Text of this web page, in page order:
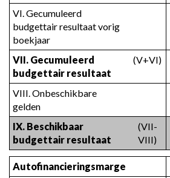
VI. Gecumuleerd
budgettair resultaat vorig
boekjaar
VII. Gecumuleerd
budgettair resultaat
(V+VI)
VIII. Onbeschikbare
gelden
IX. Beschikbaar
budgettair resultaat
(VII-
VIII)
Autofinancieringsmarge